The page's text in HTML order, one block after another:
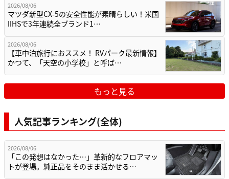
2026/08/06
マツダ新型CX-5の安全性能が素晴らしい！米国
IIHSで3年連続全ブランド1…
2026/08/06
【車中泊旅行におススメ！ RVパーク最新情報】
かつて、「天空の小学校」と呼ば…
もっと見る
人気記事ランキング(全体)
2026/08/06
「この発想はなかった…」革新的なフロアマッ
トが登場。純正品をそのまま活かせる…